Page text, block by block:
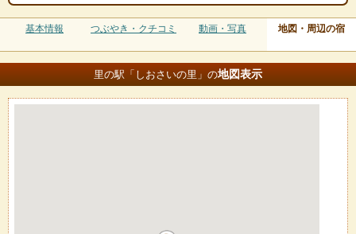
基本情報 つぶやき・クチコミ 動画・写真 地図・周辺の宿
里の駅「しおさいの里」の地図表示